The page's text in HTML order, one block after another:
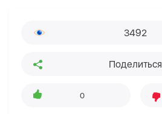
3492
Поделиться
0